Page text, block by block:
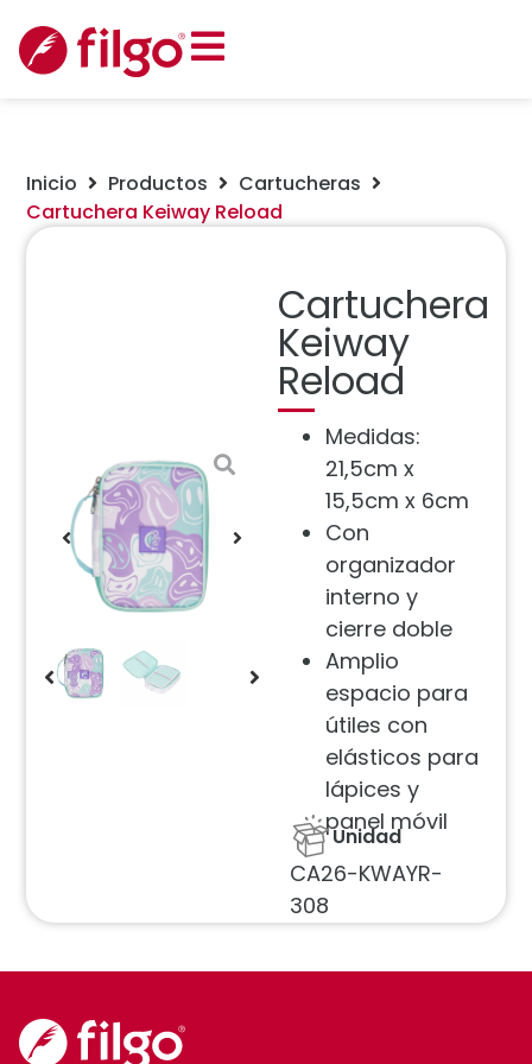
Inicio Productos
Cartucheras
Cartuchera Keiway Reload
Cartuchera
Keiway
Reload
Medidas:
21,5cm x
15,5cm x 6cm
Con
organizador
interno y
cierre doble
Amplio
espacio para
útiles con
elásticos para
lápices y
panel móvil
Unidad
CA26-KWAYR-
308